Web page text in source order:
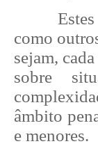
como
sejam,
sobre
âmbito
e menores.